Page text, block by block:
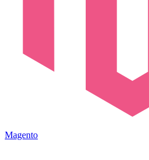
Magento